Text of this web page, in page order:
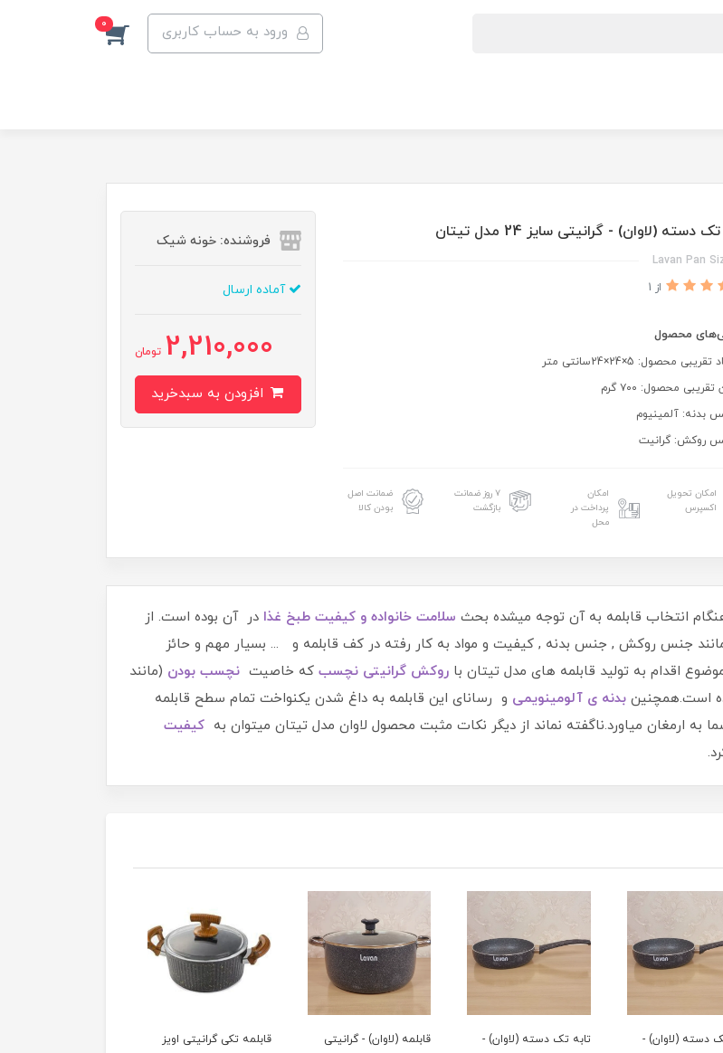
ورود به حساب کاربری 0
دسته (لاوان) - گرانیتی سایز 24 مدل تیتان
Lavan Pan
از 1
محصول
تقریبی محصول: 5×24×24سانتی متر
تقریبی محصول: ۷۰۰ گرم
بدنه: آلمینیوم
روکش: گرانیت
امکان تحویل
اکسپرس
امکان
پرداخت در
محل
۷ روز ضمانت
بازگشت
ضمانت اصل
بودن کالا
فروشنده: خونه شیک
آماده ارسال
2,210,000 تومان
انتخاب قابلمه به آن توجه میشده بحث سلامت خانواده و کیفیت طبخ غذا در آن بوده است. از
جنس روکش , جنس بدنه , کیفیت و مواد به کار رفته در کف قابلمه و ... بسیار مهم و حائز
اقدام به تولید قابلمه های مدل تیتان با روکش گرانیتی نچسب که خاصیت نچسب بودن (مانند
است.همچنین بدنه ی آلومینویمی و رسانای این قابلمه به داغ شدن یکنواخت تمام سطح قابلمه
به ارمغان میاورد.ناگفته نماند از دیگر نکات مثبت محصول لاوان مدل تیتان میتوان به کیفیت
دسته (لاوان) -
تابه تک دسته (لاوان) -
قابلمه (لاوان) - گرانیتی
قابلمه تکی گرانیتی اویز